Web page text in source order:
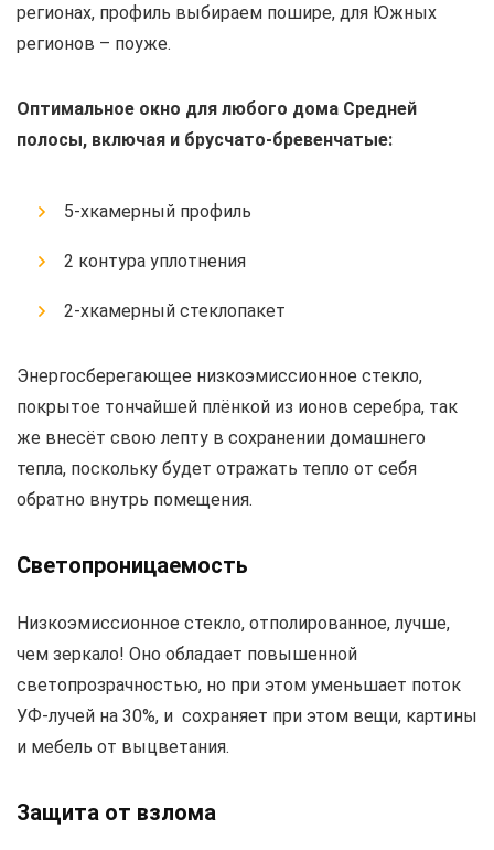
регионах, профиль выбираем пошире, для Южных
регионов – поуже.
Оптимальное окно для любого дома Средней
полосы, включая и брусчато-бревенчатые:
5-хкамерный профиль
2 контура уплотнения
2-хкамерный стеклопакет
Энергосберегающее низкоэмиссионное стекло,
покрытое тончайшей плёнкой из ионов серебра, так
же внесёт свою лепту в сохранении домашнего
тепла, поскольку будет отражать тепло от себя
обратно внутрь помещения.
Светопроницаемость
Низкоэмиссионное стекло, отполированное, лучше,
чем зеркало! Оно обладает повышенной
светопрозрачностью, но при этом уменьшает поток
УФ-лучей на 30%, и сохраняет при этом вещи, картины
и мебель от выцветания.
Защита от взлома